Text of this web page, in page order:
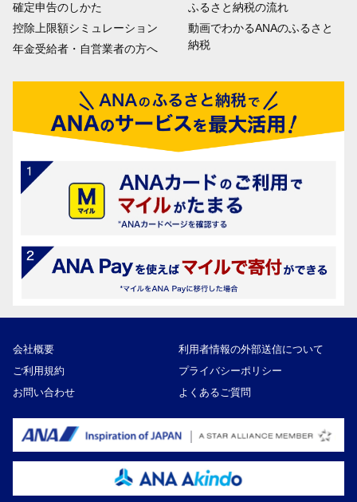
確定申告のしかた
控除上限額シミュレーション
年金受給者・自営業者の方へ
ふるさと納税の流れ
動画でわかるANAのふるさと
納税
会社概要
利用者情報の外部送信について
ご利用規約
プライバシーポリシー
お問い合わせ
よくあるご質問